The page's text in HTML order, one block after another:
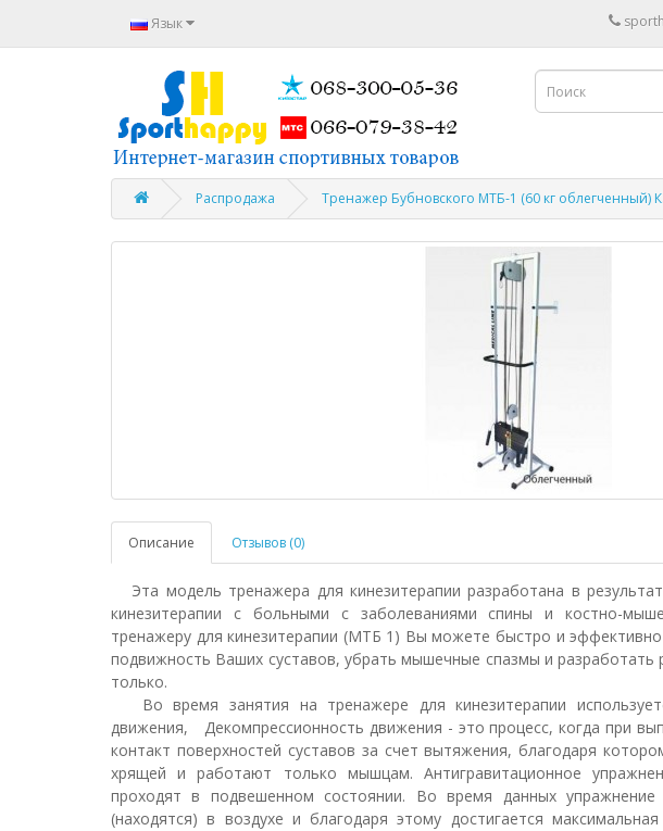
Язык
Распродажа Тренажер Бубновского МТБ-1 (60 кг облегченный)
Описание Отзывов (0)
Эта модель тренажера для кинезитерапии разработана в
кинезитерапии с больными с заболеваниями спины и костно-
тренажеру для кинезитерапии (МТБ 1) Вы можете быстро и эффективно
подвижность Ваших суставов, убрать мышечные спазмы и
только.
Во время занятия на тренажере для кинезитерапии
движения, Декомпрессионность движения - это процесс, когда при
контакт поверхностей суставов за счет вытяжения, благодаря
хрящей и работают только мышцам. Антигравитационное
проходят в подвешенном состоянии. Во время данных
(находятся) в воздухе и благодаря этому достигается